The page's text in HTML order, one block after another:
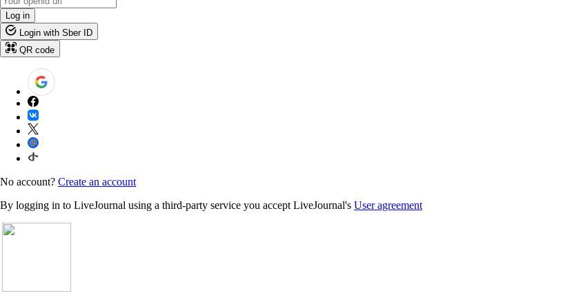
Log in
Login with Sber ID
QR code
No account? Create an account
By logging in to LiveJournal using a third-party service you accept LiveJournal's User agreement